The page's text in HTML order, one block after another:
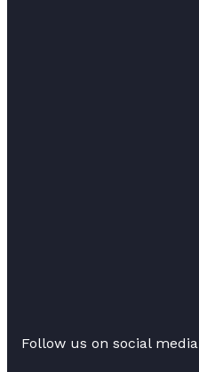
Follow us on social media